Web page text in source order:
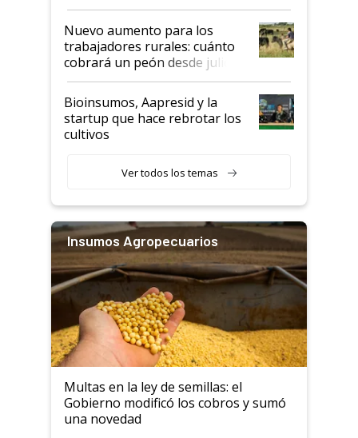
Nuevo aumento para los
trabajadores rurales: cuánto
cobrará un peón desde julio
Bioinsumos, Aapresid y la
startup que hace rebrotar los
cultivos
Ver todos los temas
Insumos Agropecuarios
Multas en la ley de semillas: el
Gobierno modificó los cobros y sumó
una novedad